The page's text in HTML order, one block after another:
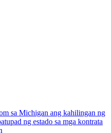
sa Michigan ang kahilingan ng
ng estado sa mga kontrata